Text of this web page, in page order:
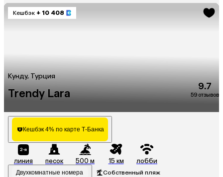
Кешбэк + 10 408
Кунду, Турция
Trendy Lara
9.7
59 отзывов
Кешбэк 4% по карте Т-Банка
линия песок 500 м 15 км лобби
Двухкомнатные номера Собственный пляж